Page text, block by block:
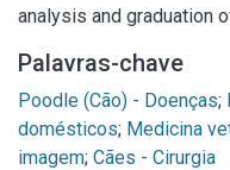
analysis and graduation
Palavras-chave
Poodle (Cão) - Doenças;
domésticos; Medicina
imagem; Cães - Cirurgia